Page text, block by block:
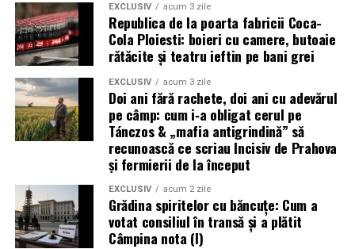
Restul e doar argint în nori, plumb în minciuni și o
tăcere tot mai greu de apărat în instituțiile care au fost
prinse, de data asta, nu doar cu rachetele în nori, ci și cu
legea călcată în picioare.
Consultati arhiva: (aici),
(aici),
(aici), (aici), (aici), (aici), (aici), (AICI), (aic),
(aici),(aici), (aici), (aici), (aici), (aici), (aici),(aici),
(aici), (aici), (aici), (aici),
(aici),(aici), (aici), (aici),(aici),
antigrindină a fost o mafie transpartinică! Vom
reveni.
EXCLUSIV acum 3 zile
Republica de la poarta fabricii Coca-
Cola Ploiesti: boieri cu camere, butoaie
rătăcite și teatru ieftin pe bani grei
EXCLUSIV acum 3 zile
Doi ani fără rachete, doi ani cu adevărul
pe câmp: cum i‑a obligat cerul pe
Tánczos & „mafia antigrindină” să
recunoască ce scriau Incisiv de Prahova
și fermierii de la început
EXCLUSIV acum 2 zile
Grădina spiritelor cu băncuțe: Cum a
votat consiliul în transă și a plătit
Câmpina nota (I)